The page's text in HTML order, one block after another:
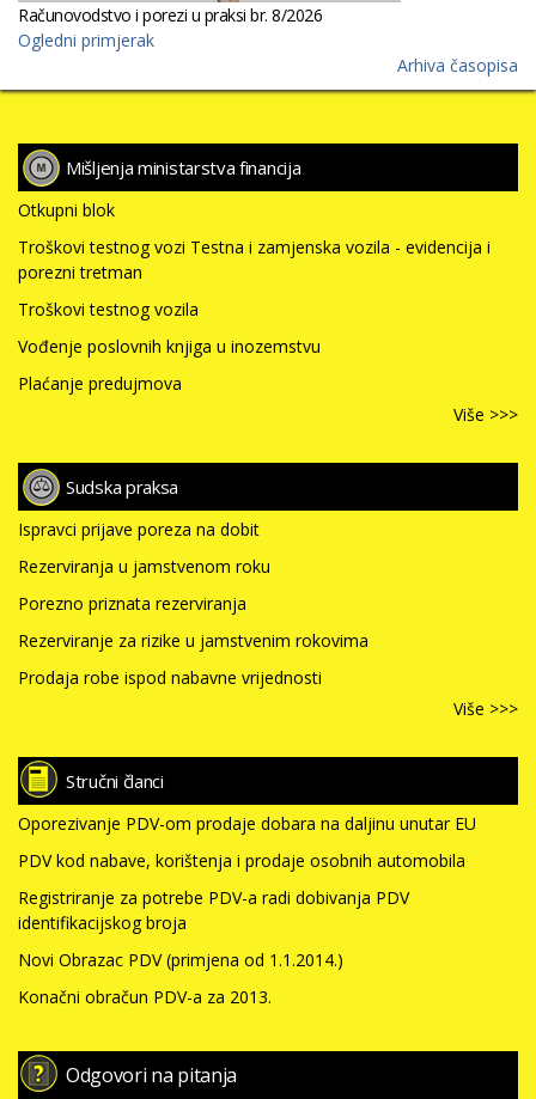
Računovodstvo i porezi u praksi br. 8/2026
Ogledni primjerak
Arhiva časopisa
Mišljenja ministarstva financija
Otkupni blok
Troškovi testnog vozi Testna i zamjenska vozila - evidencija i
porezni tretman
Troškovi testnog vozila
Vođenje poslovnih knjiga u inozemstvu
Plaćanje predujmova
Više >>>
Sudska praksa
Ispravci prijave poreza na dobit
Rezerviranja u jamstvenom roku
Porezno priznata rezerviranja
Rezerviranje za rizike u jamstvenim rokovima
Prodaja robe ispod nabavne vrijednosti
Više >>>
Stručni članci
Oporezivanje PDV-om prodaje dobara na daljinu unutar EU
PDV kod nabave, korištenja i prodaje osobnih automobila
Registriranje za potrebe PDV-a radi dobivanja PDV
identifikacijskog broja
Novi Obrazac PDV (primjena od 1.1.2014.)
Konačni obračun PDV-a za 2013.
Odgovori na pitanja